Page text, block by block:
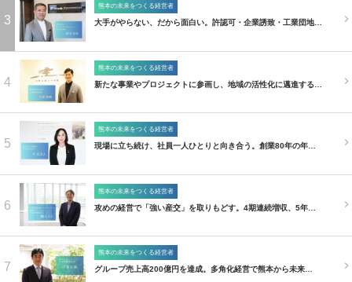
3
熊本の未来をつくる経営者
大手がやらない、だから面白い。許認可・企業誘致・工業団地…
4
熊本の未来をつくる経営者
新たな事業やプロジェクトに参画し、地域の活性化に邁進する…
5
熊本の未来をつくる経営者
現場に立ち続け、社員一人ひとりと向き合う。創業80年の年…
6
熊本の未来をつくる経営者
攻めの経営で「強い産交」を取りもどす。4期連続増収、5年…
7
熊本の未来をつくる経営者
グループ売上高200億円を達成。多角化経営で熊本から未来…